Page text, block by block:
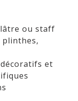
ou staff
plinthes,
et